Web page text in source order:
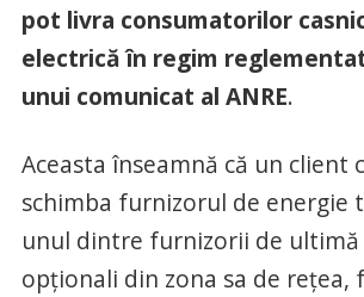
pot livra consumatorilor
electrică în regim
unui comunicat al ANRE.
Aceasta înseamnă că un client
schimba furnizorul de energie
unul dintre furnizorii de ultimă
opţionali din zona sa de reţea,